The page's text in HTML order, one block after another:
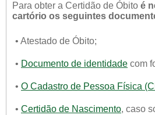
Para obter a Certidão de Óbito é
cartório os seguintes
• Atestado de Óbito;
• Documento de identidade com
• O Cadastro de Pessoa Física
• Certidão de Nascimento, caso